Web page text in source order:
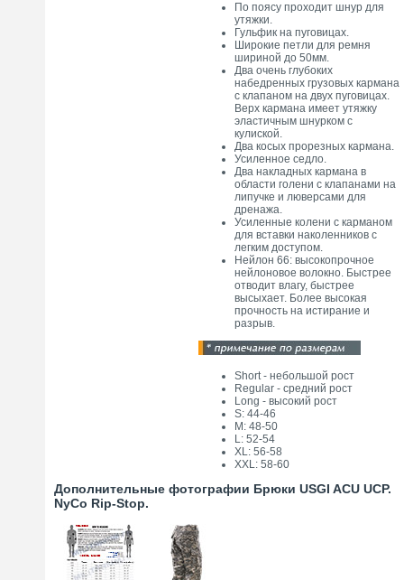
По поясу проходит шнур для
утяжки.
Гульфик на пуговицах.
Широкие петли для ремня
шириной до 50мм.
Два очень глубоких
набедренных грузовых кармана
с клапаном на двух пуговицах.
Верх кармана имеет утяжку
эластичным шнурком с
кулиской.
Два косых прорезных кармана.
Усиленное седло.
Два накладных кармана в
области голени с клапанами на
липучке и люверсами для
дренажа.
Усиленные колени с карманом
для вставки наколенников с
легким доступом.
Нейлон 66: высокопрочное
нейлоновое волокно. Быстрее
отводит влагу, быстрее
высыхает. Более высокая
прочность на истирание и
разрыв.
Short - небольшой рост
Regular - средний рост
Long - высокий рост
S: 44-46
M: 48-50
L: 52-54
XL: 56-58
XXL: 58-60
Дополнительные фотографии Брюки USGI ACU UCP.
NyCo Rip-Stop.